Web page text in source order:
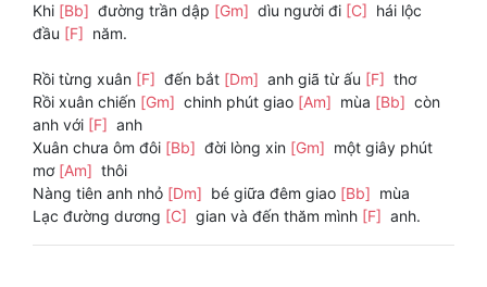
Khi [Bb] đường trần dập [Gm] dìu người đi [C] hái lộc
đầu [F] năm.
Rồi từng xuân [F] đến bắt [Dm] anh giã từ ấu [F] thơ
Rồi xuân chiến [Gm] chinh phút giao [Am] mùa [Bb] còn
anh với [F] anh
Xuân chưa ôm đôi [Bb] đời lòng xin [Gm] một giây phút
mơ [Am] thôi
Nàng tiên anh nhỏ [Dm] bé giữa đêm giao [Bb] mùa
Lạc đường dương [C] gian và đến thăm mình [F] anh.